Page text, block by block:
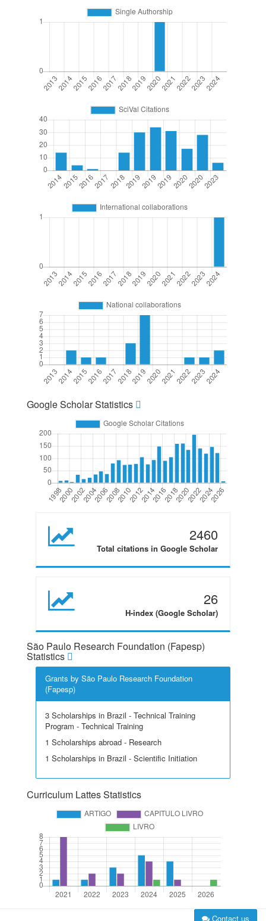
Google Scholar Statistics
2460
Total citations in Google Scholar
26
H-index (Google Scholar)
São Paulo Research Foundation (Fapesp)
Statistics
Grants by São Paulo Research Foundation
(Fapesp)
3 Scholarships in Brazil - Technical Training
Program - Technical Training
1 Scholarships abroad - Research
1 Scholarships in Brazil - Scientific Initiation
Curriculum Lattes Statistics
Contact us